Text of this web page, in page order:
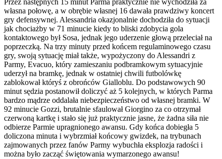
Przez następnych 15 minut Parma praktycznie nie wychodziła za
własna połowę, a w obrębie własnej 16 dawała prawdziwy koncert
gry defensywnej. Alessandria okazjonalnie dochodziła do sytuacji
jak chociażby w 71 minucie kiedy to bliski zdobycia gola
kontaktowego był Sosa, jednak jego uderzenie głową przeleciał na
poprzeczką. Na trzy minuty przed końcem regulaminowego czasu
gry, swoją sytuację miał także, wypożyczony do Alessandri z
Parmy, Evacuo, który zamieszaniu podbramkowym sytuacyjnie
uderzył na bramkę, jednak w ostatniej chwili futbolówkę
zablokował któryś z obrońców Gialloblu. Do podstawowych 90
minut sędzia postanowił doliczyć aż 5 kolejnych, w których Parma
bardzo mądrze oddalała niebezpieczeństwo od własnej bramki. W
92 minucie Gozzi, brutalnie sfaulował Giorgino za co otrzymał
czerwoną kartkę i stało się już praktycznie jasne, że żadna siła nie
odbierze Parmie upragnionego awansu. Gdy końca dobiegła 5
doliczona minuta i wybrzmiał końcowy gwizdek, na trybunach
zajmowanych przez fanów Parmy wybuchła eksplozja radości i
można było zacząć świętowania wymarzonego awansu!